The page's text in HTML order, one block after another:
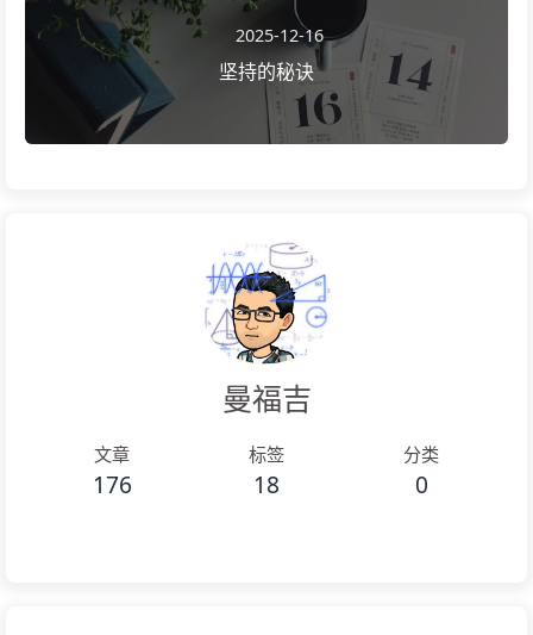
2025-12-16
坚持的秘诀
曼福吉
文章
176
标签
18
分类
0